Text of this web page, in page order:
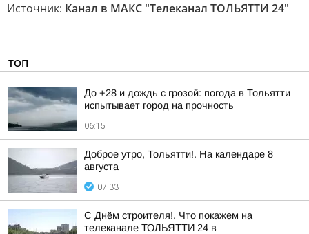
Источник: Канал в МАКС "Телеканал ТОЛЬЯТТИ 24"
ТОП
До +28 и дождь с грозой: погода в Тольятти
испытывает город на прочность
06:15
Доброе утро, Тольятти!. На календаре 8
августа
07:33
С Днём строителя!. Что покажем на
телеканале ТОЛЬЯТТИ 24 в